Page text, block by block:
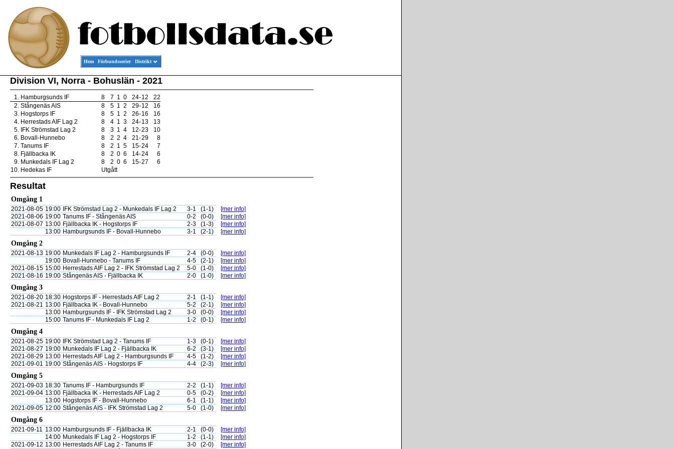
Hem Förbundsserier Distrikt
Division VI, Norra - Bohuslän - 2021
1. Hamburgsunds IF 8 7 1 0 24-12
22
2. Stångenäs AIS 8 5 1 2 29-12
16
3. Hogstorps IF 8 5 1 2 26-16
16
4. Herrestads AIF Lag 2 8 4 1 3 24-13
13
5. IFK Strömstad Lag 2 8 3 1 4 12-23
10
6. Bovall-Hunnebo 8 2 2 4 21-29
8
7. Tanums IF 8 2 1 5 15-24
7
8. Fjällbacka IK 8 2 0 6 14-24
6
9. Munkedals IF Lag 2 8 2 0 6 15-27
6
10. Hedekas IF Utgått
Resultat
Omgång 1
2021-08-05 19:00 IFK Strömstad Lag 2 - Munkedals IF Lag 2 3-1 (1-1)
[mer info]
2021-08-06 19:00 Tanums IF - Stångenäs AIS 0-2 (0-0)
[mer info]
2021-08-07 13:00 Fjällbacka IK - Hogstorps IF 2-3 (1-3)
[mer info]
13:00 Hamburgsunds IF - Bovall-Hunnebo 3-1 (2-1) [mer info]
Omgång 2
2021-08-13 19:00 Munkedals IF Lag 2 - Hamburgsunds IF 2-4 (0-0)
[mer info]
19:00 Bovall-Hunnebo - Tanums IF 4-5 (2-1)
[mer info]
2021-08-15 15:00 Herrestads AIF Lag 2 - IFK Strömstad Lag 2 5-0 (1-0)
[mer info]
2021-08-16 19:00 Stångenäs AIS - Fjällbacka IK 2-0 (1-0) [mer info]
Omgång 3
2021-08-20 18:30 Hogstorps IF - Herrestads AIF Lag 2 2-1 (1-1)
[mer info]
2021-08-21 13:00 Fjällbacka IK - Bovall-Hunnebo 5-2 (2-1)
[mer info]
13:00 Hamburgsunds IF - IFK Strömstad Lag 2 3-0 (0-0)
[mer info]
15:00 Tanums IF - Munkedals IF Lag 2 1-2 (0-1) [mer info]
Omgång 4
2021-08-25 19:00 IFK Strömstad Lag 2 - Tanums IF 1-3 (0-1)
[mer info]
2021-08-27 19:00 Munkedals IF Lag 2 - Fjällbacka IK 6-2 (3-1)
[mer info]
2021-08-29 13:00 Herrestads AIF Lag 2 - Hamburgsunds IF 4-5 (1-2)
[mer info]
2021-09-01 19:00 Stångenäs AIS - Hogstorps IF 4-4 (2-3) [mer info]
Omgång 5
2021-09-03 18:30 Tanums IF - Hamburgsunds IF 2-2 (1-1)
[mer info]
2021-09-04 13:00 Fjällbacka IK - Herrestads AIF Lag 2 0-5 (0-2)
[mer info]
13:00 Hogstorps IF - Bovall-Hunnebo 6-1 (1-1)
[mer info]
2021-09-05 12:00 Stångenäs AIS - IFK Strömstad Lag 2 5-0 (1-0) [mer info]
Omgång 6
2021-09-11 13:00 Hamburgsunds IF - Fjällbacka IK 2-1 (0-0)
[mer info]
14:00 Munkedals IF Lag 2 - Hogstorps IF 1-2 (1-1)
[mer info]
2021-09-12 13:00 Herrestads AIF Lag 2 - Tanums IF 3-0 (2-0)
[mer info]